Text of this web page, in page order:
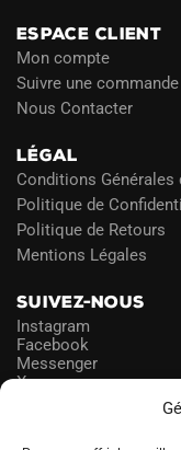
ESPACE CLIENT
Mon compte
Suivre une commande
Nous Contacter
LÉGAL
Conditions Générales
Politique de
Politique de Retours
Mentions Légales
SUIVEZ-NOUS
Instagram
Facebook
Messenger
X